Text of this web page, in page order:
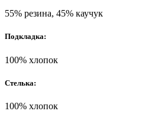
55% резина, 45% каучук
Подкладка:
100% хлопок
Стелька:
100% хлопок